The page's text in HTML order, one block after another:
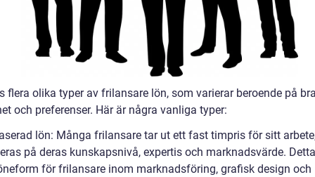
flera olika typer av frilansare lön, som varierar beroende på
och preferenser. Här är några vanliga typer:
lön: Många frilansare tar ut ett fast timpris för sitt
på deras kunskapsnivå, expertis och marknadsvärde.
för frilansare inom marknadsföring, grafisk design och